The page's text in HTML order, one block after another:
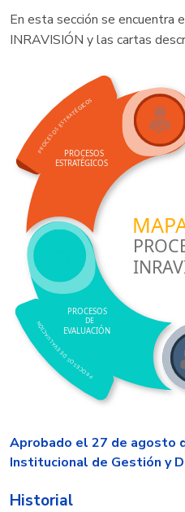
En esta sección se encuentra
INRAVISIÓN y las cartas
P
RO
CE
SO
S
E
STRATÉGICO
S
PROCESOS
ESTRATÉGICOS
P
R
O
C
E
S
O
S
D
E
E
V
A
L
U
A
C
I
Ó
N
PROCESOS
DE
EVALUACIÓN
MAP
PRO
Aprobado el 27 de agosto
Institucional de Gestión y
Historial